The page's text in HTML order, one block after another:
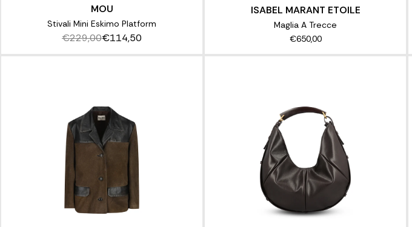
MOU
Stivali Mini Eskimo Platform
€229,00€114,50
ISABEL MARANT ETOILE
Maglia A Trecce
€650,00